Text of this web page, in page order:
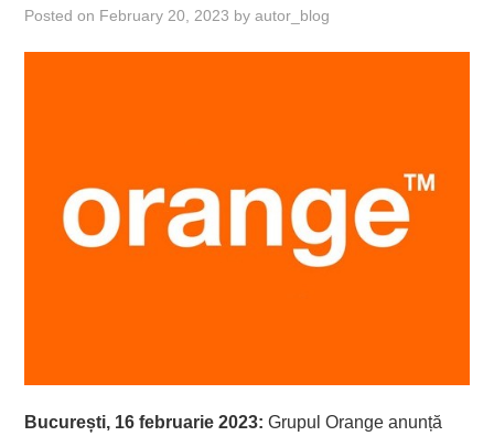
Posted on February 20, 2023 byautor_blog
București, 16 februarie 2023:Grupul Orange anunță